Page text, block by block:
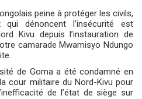
peine à protéger les civils,
dénoncent l’insécurité est
Kivu depuis l’instauration de
camarade Mwamisyo Ndungo
de Goma a été condamné en
cour militaire du Nord-Kivu pour
de l’état de siège sur